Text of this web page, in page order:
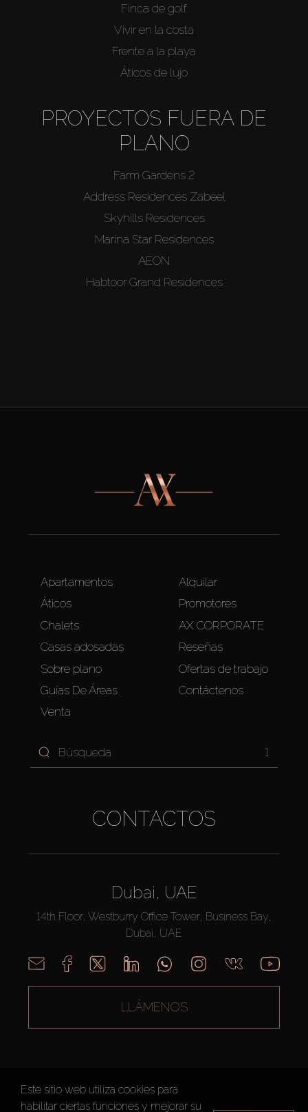
Finca de golf
Vivir en la costa
Frente a la playa
Áticos de lujo
PROYECTOS FUERA DE
PLANO
Farm Gardens 2
Address Residences Zabeel
Skyhills Residences
Marina Star Residences
AEON
Habtoor Grand Residences
Apartamentos
Áticos
Chalets
Casas adosadas
Sobre plano
Guías De Áreas
Venta
Alquilar
Promotores
AX CORPORATE
Reseñas
Ofertas de trabajo
Contáctenos
1
CONTACTOS
Dubai, UAE
14th Floor, Westburry Office Tower, Business Bay,
Dubai, UAE
LLÁMENOS
Este sitio web utiliza cookies para
habilitar ciertas funciones y mejorar su